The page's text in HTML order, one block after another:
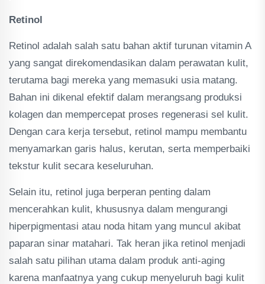
Retinol
Retinol adalah salah satu bahan aktif turunan vitamin A
yang sangat direkomendasikan dalam perawatan kulit,
terutama bagi mereka yang memasuki usia matang.
Bahan ini dikenal efektif dalam merangsang produksi
kolagen dan mempercepat proses regenerasi sel kulit.
Dengan cara kerja tersebut, retinol mampu membantu
menyamarkan garis halus, kerutan, serta memperbaiki
tekstur kulit secara keseluruhan.
Selain itu, retinol juga berperan penting dalam
mencerahkan kulit, khususnya dalam mengurangi
hiperpigmentasi atau noda hitam yang muncul akibat
paparan sinar matahari. Tak heran jika retinol menjadi
salah satu pilihan utama dalam produk anti-aging
karena manfaatnya yang cukup menyeluruh bagi kulit